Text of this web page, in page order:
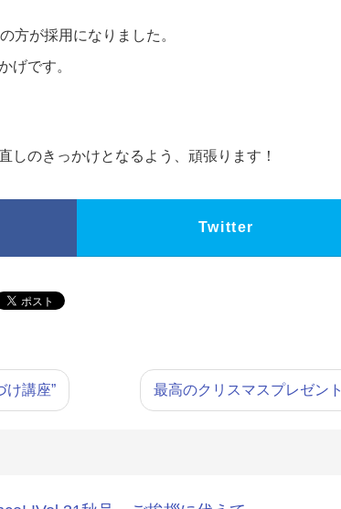
方が採用になりました。
げです。
しのきっかけとなるよう、頑張ります！
Twitter
け講座” 最高のクリスマスプレゼント